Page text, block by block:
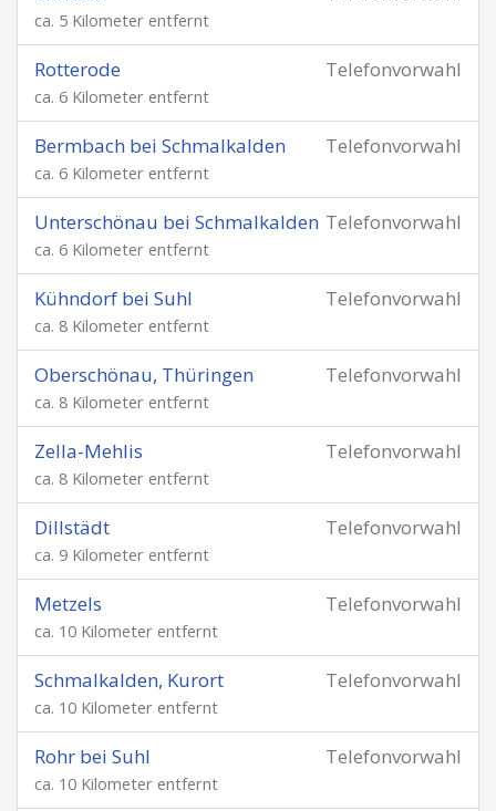
ca. 5 Kilometer entfernt
Telefonvorwahl
Rotterode
ca. 6 Kilometer entfernt
Telefonvorwahl
Bermbach bei Schmalkalden
ca. 6 Kilometer entfernt
Telefonvorwahl
Unterschönau bei Schmalkalden
ca. 6 Kilometer entfernt
Telefonvorwahl
Kühndorf bei Suhl
ca. 8 Kilometer entfernt
Telefonvorwahl
Oberschönau, Thüringen
ca. 8 Kilometer entfernt
Telefonvorwahl
Zella-Mehlis
ca. 8 Kilometer entfernt
Telefonvorwahl
Dillstädt
ca. 9 Kilometer entfernt
Telefonvorwahl
Metzels
ca. 10 Kilometer entfernt
Telefonvorwahl
Schmalkalden, Kurort
ca. 10 Kilometer entfernt
Telefonvorwahl
Rohr bei Suhl
ca. 10 Kilometer entfernt